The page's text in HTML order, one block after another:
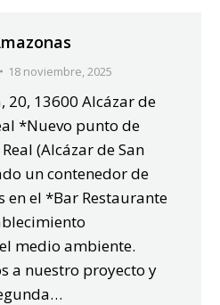
18 noviembre, 2025
20, 13600 Alcázar de
*Nuevo punto de
(Alcázar de San
un contenedor de
en el *Bar Restaurante
medio ambiente.
a nuestro proyecto y